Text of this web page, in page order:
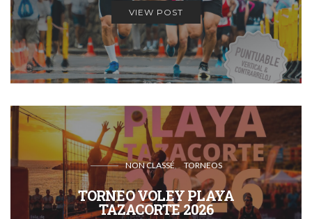
VIEW POST
NON CLASSÉ TORNEOS
TORNEO VOLEY PLAYA
TAZACORTE 2026